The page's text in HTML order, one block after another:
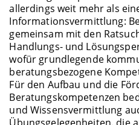
allerdings weit mehr als
Informationsvermittlung:
gemeinsam mit den
Handlungs- und
wofür grundlegende
beratungsbezogene
Für den Aufbau und die
Beratungskompetenzen
und Wissensvermittlung